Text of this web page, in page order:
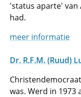
'status aparte' van
had.
meer informatie
Dr. R.F.M. (Ruud)
was. Werd in